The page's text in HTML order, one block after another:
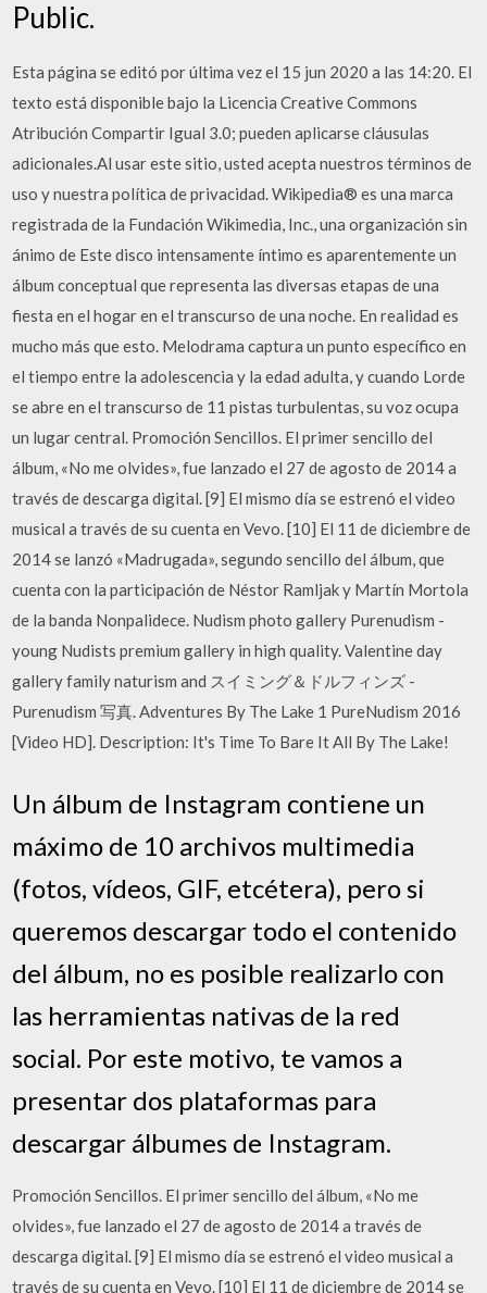
Public.
Esta página se editó por última vez el 15 jun 2020 a las 14:20. El
texto está disponible bajo la Licencia Creative Commons
Atribución Compartir Igual 3.0; pueden aplicarse cláusulas
adicionales.Al usar este sitio, usted acepta nuestros términos de
uso y nuestra política de privacidad. Wikipedia® es una marca
registrada de la Fundación Wikimedia, Inc., una organización sin
ánimo de Este disco intensamente íntimo es aparentemente un
álbum conceptual que representa las diversas etapas de una
fiesta en el hogar en el transcurso de una noche. En realidad es
mucho más que esto. Melodrama captura un punto específico en
el tiempo entre la adolescencia y la edad adulta, y cuando Lorde
se abre en el transcurso de 11 pistas turbulentas, su voz ocupa
un lugar central. Promoción Sencillos. El primer sencillo del
álbum, «No me olvides», fue lanzado el 27 de agosto de 2014 a
través de descarga digital. [9] El mismo día se estrenó el video
musical a través de su cuenta en Vevo. [10] El 11 de diciembre de
2014 se lanzó «Madrugada», segundo sencillo del álbum, que
cuenta con la participación de Néstor Ramljak y Martín Mortola
de la banda Nonpalidece. Nudism photo gallery Purenudism -
young Nudists premium gallery in high quality. Valentine day
gallery family naturism and スイミング＆ドルフィンズ -
Purenudism 写真. Adventures By The Lake 1 PureNudism 2016
[Video HD]. Description: It's Time To Bare It All By The Lake!
Un álbum de Instagram contiene un
máximo de 10 archivos multimedia
(fotos, vídeos, GIF, etcétera), pero si
queremos descargar todo el contenido
del álbum, no es posible realizarlo con
las herramientas nativas de la red
social. Por este motivo, te vamos a
presentar dos plataformas para
descargar álbumes de Instagram.
Promoción Sencillos. El primer sencillo del álbum, «No me
olvides», fue lanzado el 27 de agosto de 2014 a través de
descarga digital. [9] El mismo día se estrenó el video musical a
través de su cuenta en Vevo. [10] El 11 de diciembre de 2014 se